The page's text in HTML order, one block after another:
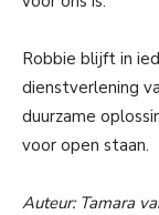
Robbie blijft in
dienstverlening
duurzame
voor open staan.
Auteur: Tamara